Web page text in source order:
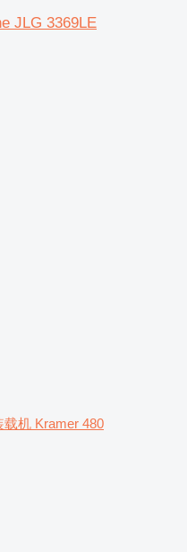
JLG 3369LE
载机 Kramer 480